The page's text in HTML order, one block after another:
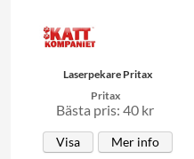
Laserpekare Pritax
Pritax
Bästa pris: 40 kr
Visa Mer info